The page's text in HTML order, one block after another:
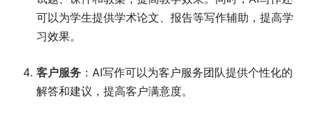
可以为学生提供学术论文、报告等写作辅助，提高学
习效果。
客户服务 ：AI写作可以为客户服务团队提供个性化的
解答和建议，提高客户满意度。